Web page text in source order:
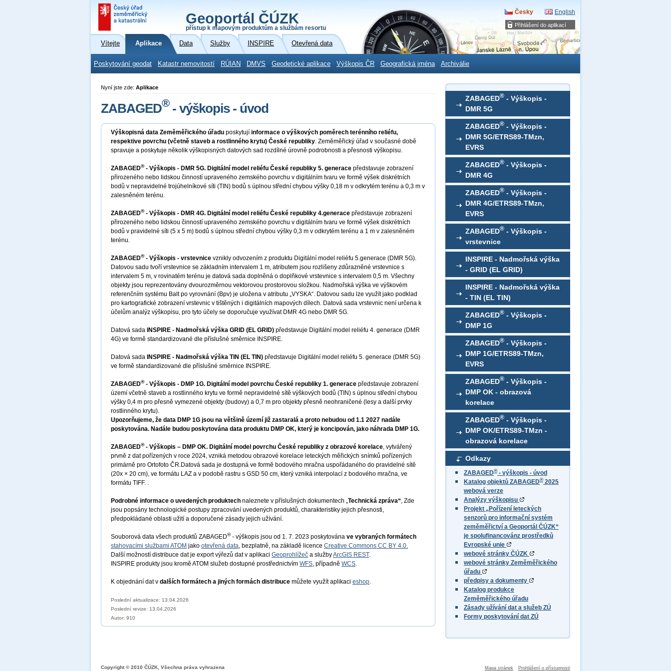
Přihlášení do aplikací
Geoportál ČÚZK
přístup k mapovým produktům a službám resortu
Česky English
Vítejte Aplikace Data Služby INSPIRE Otevřená data
Poskytování geodat Katastr nemovitostí RÚIAN DMVS Geodetické aplikace Výškopis ČR Geografická jména Archiválie
ZABAGED® - Výškopis -
DMR 5G
ZABAGED® - Výškopis -
DMR 5G/ETRS89-TMzn,
EVRS
ZABAGED® - Výškopis -
DMR 4G
ZABAGED® - Výškopis -
DMR 4G/ETRS89-TMzn,
EVRS
ZABAGED® - Výškopis -
vrstevnice
INSPIRE - Nadmořská výška
- GRID (EL GRID)
INSPIRE - Nadmořská výška
- TIN (EL TIN)
ZABAGED® - Výškopis -
DMP 1G
ZABAGED® - Výškopis -
DMP 1G/ETRS89-TMzn,
EVRS
ZABAGED® - Výškopis -
DMP OK - obrazová
korelace
ZABAGED® - Výškopis -
DMP OK/ETRS89-TMzn -
obrazová korelace
Odkazy
ZABAGED®- výškopis - úvod
Katalog objektů ZABAGED®2025
webová verze
Analýzy výškopisu
Projekt „Pořízení leteckých
senzorů pro informační systém
zeměměřictví a Geoportál ČÚZK“
je spolufinancovánz prostředků
Evropské unie
webové stránky ČÚZK
webové stránky Zeměměřického
úřadu
předpisy a dokumenty
Katalog produkce
Zeměměřického úřadu
Zásady užívání dat a služeb ZÚ
Formy poskytování dat ZÚ
Nyní jste zde: Aplikace
ZABAGED®- výškopis - úvod
Výškopisná data Zeměměřického úřadu poskytují informace o výškových poměrech terénního reliéfu,
respektive povrchu (včetně staveb a rostlinného krytu) České republiky. Zeměměřický úřad v současné době
spravuje a poskytuje několik výškopisných datových sad rozdílné úrovně podrobnosti a přesnosti výškopisu.
ZABAGED®- Výškopis - DMR 5G. Digitální model reliéfu České republiky 5. generace představuje zobrazení
přirozeného nebo lidskou činností upraveného zemského povrchu v digitálním tvaru ve formě výšek diskrétních
bodů v nepravidelné trojúhelníkové síti (TIN) bodů s úplnou střední chybou výšky 0,18 m v odkrytém terénu a 0,3 m v
zalesněném terénu.
ZABAGED®- Výškopis - DMR 4G. Digitální model reliéfu České republiky 4.generace představuje zobrazení
přirozeného nebo lidskou činností upraveného zemského povrchu v digitálním tvaru ve formě výšek diskrétních
bodů v pravidelné síti (5 x 5 m) bodů s úplnou střední chybou výšky 0,3 m v odkrytém terénu a 1 m v zalesněném
terénu.
ZABAGED®- Výškopis - vrstevnice vznikly odvozením z produktu Digitální model reliéfu 5.generace (DMR 5G).
Datovou sadu tvoří vrstevnice se základním intervalem 1 m, atributem jsou rozlišeny zdůrazněné vrstevnice s
intervalem 5 m, v rovinatém terénu je datová sada doplněná o doplňkové vrstevnice s intervalem 0,5 m. Všechny
objekty jsou reprezentovány dvourozměrnou vektorovou prostorovou složkou. Nadmořská výška ve výškovém
referenčním systému Balt po vyrovnání (Bpv) je uložena v atributu „VYSKA“. Datovou sadu lze využít jako podklad
pro kartografické zobrazení vrstevnic v tištěných i digitálních mapových dílech. Datová sada vrstevnic není určena k
účelům analýz výškopisu, pro tyto účely se doporučuje využívat DMR 4G nebo DMR 5G.
Datová sada INSPIRE - Nadmořská výška GRID (EL GRID) představuje Digitální model reliéfu 4. generace (DMR
4G) ve formě standardizované dle příslušné směrnice INSPIRE.
Datová sada INSPIRE - Nadmořská výška TIN (EL TIN) představuje Digitální model reliéfu 5. generace (DMR 5G)
ve formě standardizované dle příslušné směrnice INSPIRE.
ZABAGED®- Výškopis - DMP 1G. Digitální model povrchu České republiky 1. generace představuje zobrazení
území včetně staveb a rostlinného krytu ve formě nepravidelné sítě výškových bodů (TIN) s úplnou střední chybou
výšky 0,4 m pro přesně vymezené objekty (budovy) a 0,7 m pro objekty přesně neohraničené (lesy a další prvky
rostlinného krytu).
Upozorňujeme, že data DMP 1G jsou na většině území již zastaralá a proto nebudou od 1.1 2027 nadále
poskytována. Nadále budou poskytována data produktu DMP OK, který je koncipován, jako náhrada DMP 1G.
ZABAGED®- Výškopis – DMP OK. Digitální model povrchu České republiky z obrazové korelace, vytvářený
prvně z dat pořízených v roce 2024, vzniká metodou obrazové korelace leteckých měřických snímků pořízených
primárně pro Ortofoto ČR.Datová sada je dostupná ve formě bodového mračna uspořádaného do pravidelné sítě
(20x × 20 cm), ve formátu LAZ a v podobě rastru s GSD 50 cm, který vzniká interpolací z bodového mračna, ve
formátu TIFF. .
Podrobné informace o uvedených produktech naleznete v příslušných dokumentech „Technická zpráva“, Zde
jsou popsány technologické postupy zpracování uvedených produktů, charakteristiky jejich přesnosti,
předpokládané oblasti užití a doporučené zásady jejich užívání.
Souborová data všech produktů ZABAGED®- výškopis jsou od 1. 7. 2023 poskytována ve vybraných formátech
stahovacími službami ATOM jako otevřená data, bezplatně, na základě licence Creative Commons CC BY 4.0.
Další možností distribuce dat je export výřezů dat v aplikaci Geoprohlížeč a službyArcGIS REST.
INSPIRE produkty jsou kromě ATOM služeb dostupné prostřednictvím WFS, případně WCS.
K objednání dat v dalších formátech a jiných formách distribuce můžete využít aplikaci eshop.
Poslední aktualizace: 13.04.2026
Poslední revize: 13.04.2026
Autor: 910
Mapa stránek Prohlášení o přístupnosti
Copyright © 2010 ČÚZK, Všechna práva vyhrazena